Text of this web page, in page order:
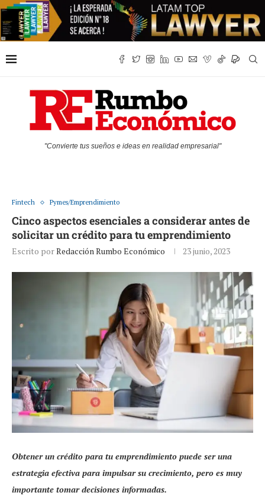
"Convierte tus sueños e ideas en realidad empresarial"
Fintech Pymes/Emprendimiento
Cinco aspectos esenciales a considerar antes de
solicitar un crédito para tu emprendimiento
Escrito porRedacción Rumbo Económico 23 junio, 2023
Obtener un crédito para tu emprendimiento puede ser una
estrategia efectiva para impulsar su crecimiento, pero es muy
importante tomar decisiones informadas.